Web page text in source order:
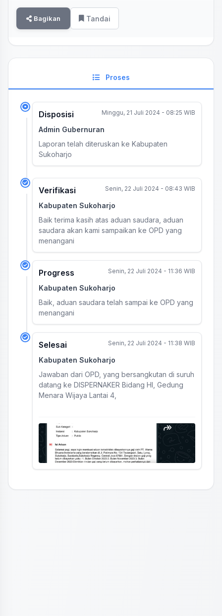
Bagikan Tandai
Proses
Disposisi Minggu, 21 Juli 2024 - 08:25 WIB
Admin Gubernuran
Laporan telah diteruskan ke Kabupaten
Sukoharjo
Verifikasi Senin, 22 Juli 2024 - 08:43 WIB
Kabupaten Sukoharjo
Baik terima kasih atas aduan saudara, aduan
saudara akan kami sampaikan ke OPD yang
menangani
Progress Senin, 22 Juli 2024 - 11:36 WIB
Kabupaten Sukoharjo
Baik, aduan saudara telah sampai ke OPD yang
menangani
Selesai Senin, 22 Juli 2024 - 11:38 WIB
Kabupaten Sukoharjo
Jawaban dari OPD, yang bersangkutan di suruh
datang ke DISPERNAKER Bidang HI, Gedung
Menara Wijaya Lantai 4,